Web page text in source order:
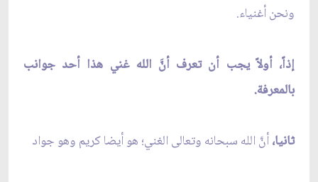
ونحن أغنياء.
إذاً، أولاً يجب أن تعرف أنَّ الله غني هذا أحد جوانب
بالمعرفة.
ثانيا،أنَّ الله سبحانه وتعالى الغني؛ هو أيضا كريم وهو جواد